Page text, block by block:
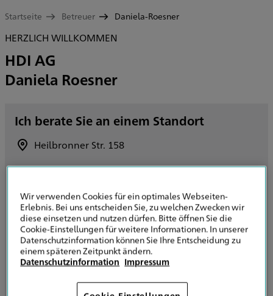
Startseite Betreuer Daniela-Roesner
HERZLICH WILLKOMMEN
HDI AG
Daniela Roesner
Ich berate Sie an einem Standort
Heilbronner Str. 158
70191 Stuttgart
Route planen
+49 7954 925672
+49 7954 925658
E-Mail senden
Wir verwenden Cookies für ein optimales Webseiten-
Erlebnis. Bei uns entscheiden Sie, zu welchen Zwecken wir
diese einsetzen und nutzen dürfen. Bitte öffnen Sie die
Cookie-Einstellungen für weitere Informationen. In unserer
Datenschutzinformation können Sie Ihre Entscheidung zu
einem späteren Zeitpunkt ändern.
Datenschutzinformation Impressum